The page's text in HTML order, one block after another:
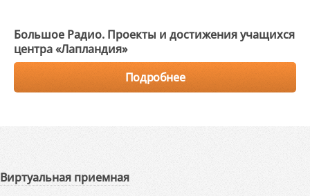
Большое Радио. Проекты и достижения учащихся
центра «Лапландия»
Подробнее
Виртуальная приемная